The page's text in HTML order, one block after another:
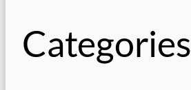
Categories